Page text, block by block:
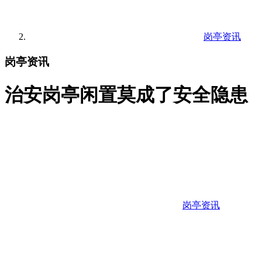
岗亭资讯
岗亭资讯
治安岗亭闲置莫成了安全隐患
岗亭资讯